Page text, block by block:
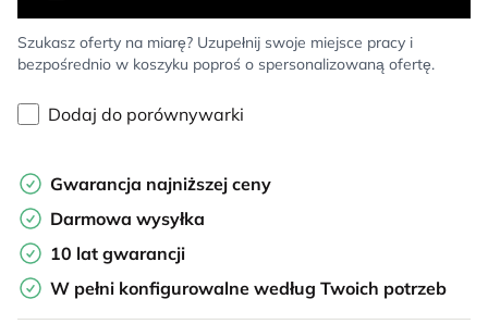
Szukasz oferty na miarę? Uzupełnij swoje miejsce pracy i
bezpośrednio w koszyku poproś o spersonalizowaną ofertę.
Dodaj do porównywarki
Gwarancja najniższej ceny
Darmowa wysyłka
10 lat gwarancji
W pełni konfigurowalne według Twoich potrzeb